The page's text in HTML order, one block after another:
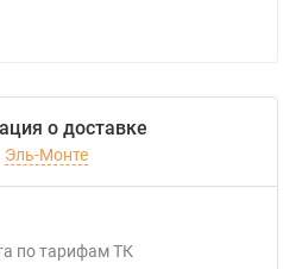
о доставке
Эль-Монте
по тарифам ТК